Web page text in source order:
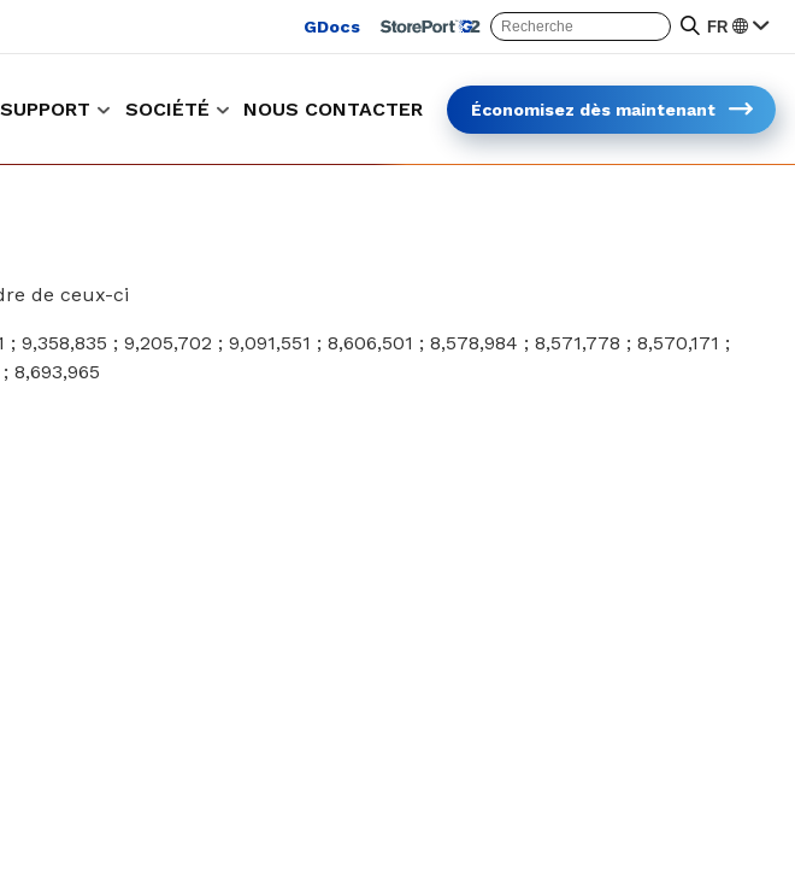
GDocs FR
SUPPORT SOCIÉTÉ NOUS CONTACTER Économisez dès maintenant
de ceux-ci
; 9,358,835 ; 9,205,702 ; 9,091,551 ; 8,606,501 ; 8,578,984 ; 8,571,778 ; 8,570,171 ;
8,693,965